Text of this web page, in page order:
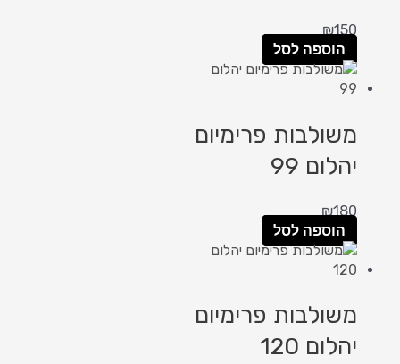
₪150
הוספה לסל
משולבות פרימיום
יהלום 99
₪180
הוספה לסל
משולבות פרימיום
יהלום 120